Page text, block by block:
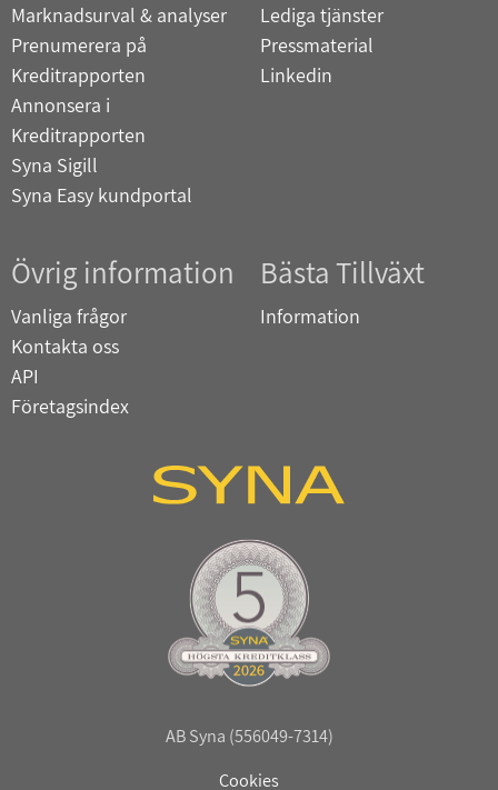
Marknadsurval & analyser
Prenumerera på
Kreditrapporten
Annonsera i
Kreditrapporten
Syna Sigill
Syna Easy kundportal
Lediga tjänster
Pressmaterial
Linkedin
Övrig information
Vanliga frågor
Kontakta oss
API
Företagsindex
Bästa Tillväxt
Information
AB Syna (556049-7314)
Cookies